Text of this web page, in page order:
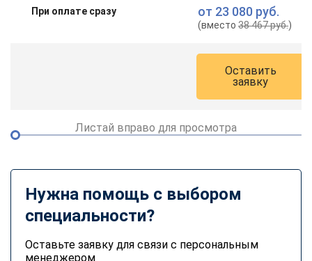
При оплате сразу от 23 080 руб.
(вместо38 467 руб.)
Оставить
заявку
Листай вправо для просмотра
Нужна помощь с выбором
специальности?
Оставьте заявку для связи с персональным
менеджером